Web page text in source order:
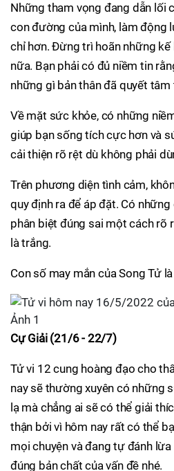
Những tham vọng đang dẫn lối
con đường của mình, làm động
chỉ hơn. Đừng trì hoãn những kế
nữa. Bạn phải có đủ niềm tin
những gì bản thân đã quyết tâm
Về mặt sức khỏe, có những
giúp bạn sống tích cực hơn và
cải thiện rõ rệt dù không phải
Trên phương diện tình cảm,
quy định ra để áp đặt. Có
phân biệt đúng sai một cách rõ
là trắng.
Con số may mắn của Song Tử
Cự Giải (21/6 - 22/7)
Tử vi 12 cung hoàng đạo cho
nay sẽ thường xuyên có những
lạ mà chẳng ai sẽ có thể giải
thận bởi vì hôm nay rất có thể
mọi chuyện và đang tự đánh lừa
đúng bản chất của vấn đề nhé.